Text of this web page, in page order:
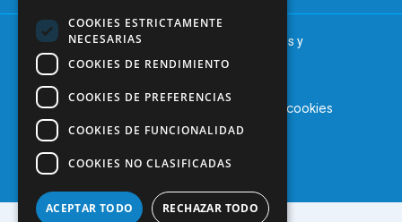
© 2025 – COEM – Colegio Oficial de Odontólogos y
Estomatólogos de la I región
Aviso legal Política de cookies
COOKIES ESTRICTAMENTE
NECESARIAS
COOKIES DE RENDIMIENTO
COOKIES DE PREFERENCIAS
COOKIES DE FUNCIONALIDAD
COOKIES NO CLASIFICADAS
ACEPTAR TODO RECHAZAR TODO